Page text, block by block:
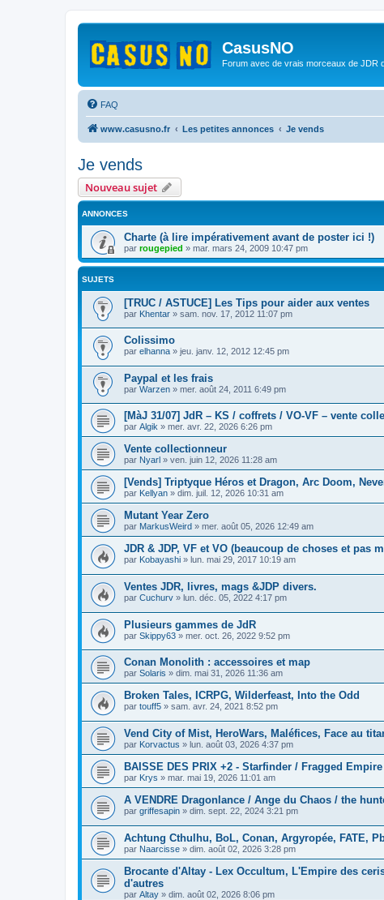
CasusNO
Forum avec de vrais morceaux de JDR
FAQ
www.casusno.fr Les petites annonces Je vends
Je vends
Nouveau sujet
ANNONCES
Charte (à lire impérativement avant de poster ici !)
par rougepied » mar. mars 24, 2009 10:47 pm
SUJETS
[TRUC / ASTUCE] Les Tips pour aider aux ventes
par Khentar » sam. nov. 17, 2012 11:07 pm
Colissimo
par elhanna » jeu. janv. 12, 2012 12:45 pm
Paypal et les frais
par Warzen » mer. août 24, 2011 6:49 pm
[MàJ 31/07] JdR – KS / coffrets / VO-VF – vente
par Algik » mer. avr. 22, 2026 6:26 pm
Vente collectionneur
par Nyarl » ven. juin 12, 2026 11:28 am
[Vends] Triptyque Héros et Dragon, Arc Doom,
par Kellyan » dim. juil. 12, 2026 10:31 am
Mutant Year Zero
par MarkusWeird » mer. août 05, 2026 12:49 am
JDR & JDP, VF et VO (beaucoup de choses et pas
par Kobayashi » lun. mai 29, 2017 10:19 am
Ventes JDR, livres, mags &JDP divers.
par Cuchurv » lun. déc. 05, 2022 4:17 pm
Plusieurs gammes de JdR
par Skippy63 » mer. oct. 26, 2022 9:52 pm
Conan Monolith : accessoires et map
par Solaris » dim. mai 31, 2026 11:36 am
Broken Tales, ICRPG, Wilderfeast, Into the Odd
par touff5 » sam. avr. 24, 2021 8:52 pm
Vend City of Mist, HeroWars, Maléfices, Face au
par Korvactus » lun. août 03, 2026 4:37 pm
BAISSE DES PRIX +2 - Starfinder / Fragged Empire
par Krys » mar. mai 19, 2026 11:01 am
A VENDRE Dragonlance / Ange du Chaos / the
par griffesapin » dim. sept. 22, 2024 3:21 pm
Achtung Cthulhu, BoL, Conan, Argyropée, FATE,
par Naarcisse » dim. août 02, 2026 3:28 pm
Brocante d'Altay - Lex Occultum, L'Empire des
d'autres
par Altay » dim. août 02, 2026 8:06 pm